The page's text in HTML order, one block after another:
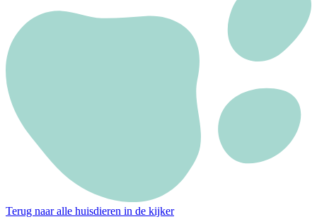
Terug naar alle huisdieren in de kijker